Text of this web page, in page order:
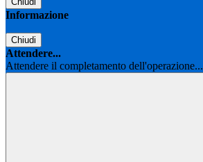
Informazione
Chiudi
Attendere...
Attendere il completamento dell'operazione...